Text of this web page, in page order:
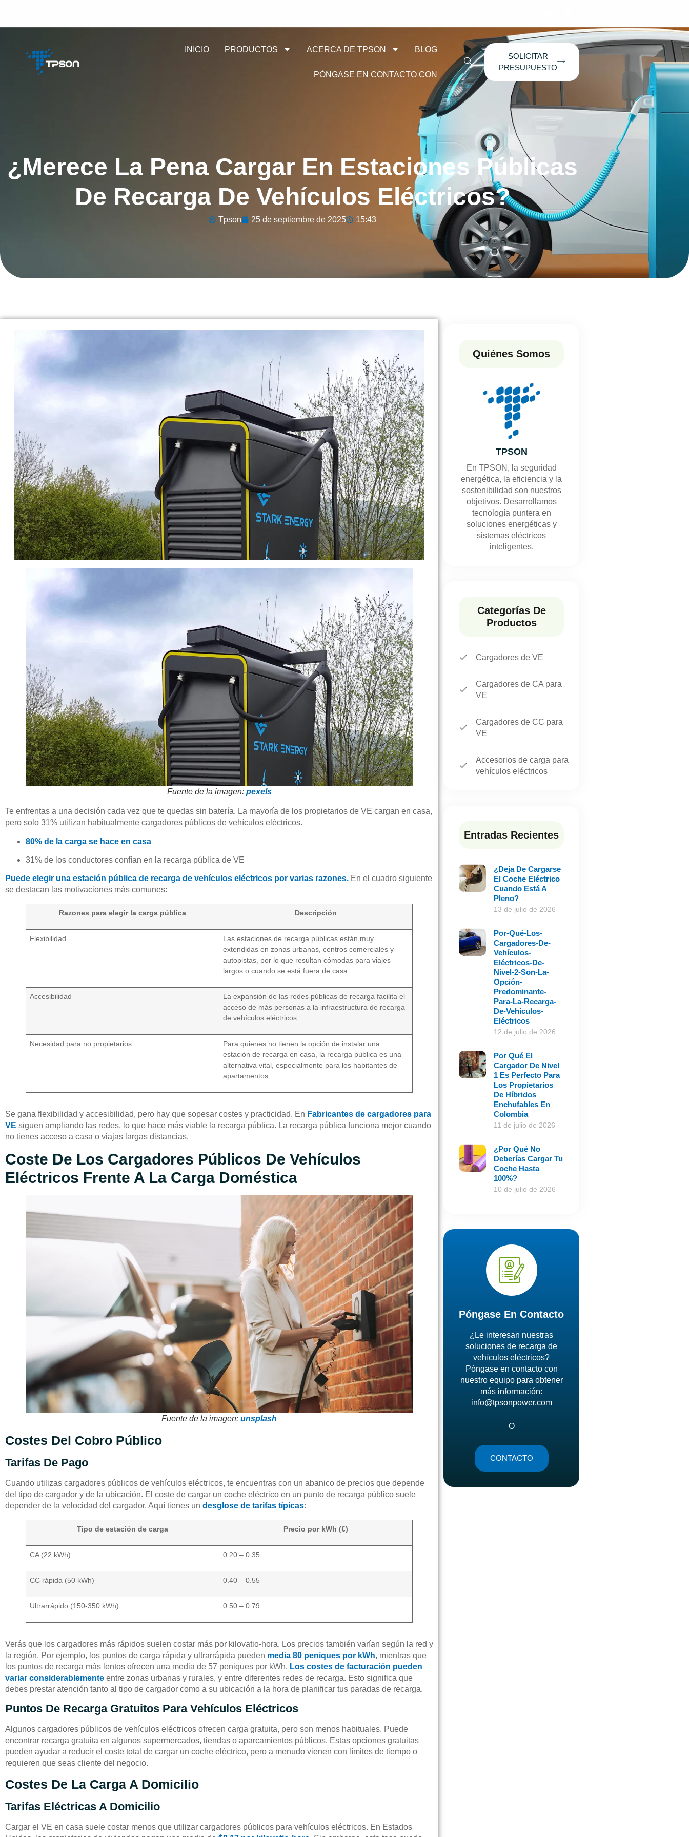
INICIO PRODUCTOS ACERCA DE TPSON BLOG
PÓNGASE EN CONTACTO CON
SOLICITAR
PRESUPUESTO
¿Merece La Pena Cargar En Estaciones Públicas
De Recarga De Vehículos Eléctricos?
Tpson 25 de septiembre de 2025 15:43
Fuente de la imagen: pexels
Te enfrentas a una decisión cada vez que te quedas sin batería. La mayoría de los propietarios de VE cargan en casa,
pero solo 31% utilizan habitualmente cargadores públicos de vehículos eléctricos.
80% de la carga se hace en casa
31% de los conductores confían en la recarga pública de VE
Puede elegir una estación pública de recarga de vehículos eléctricos por varias razones. En el cuadro siguiente
se destacan las motivaciones más comunes:
Razones para elegir la carga pública Descripción
Flexibilidad
Las estaciones de recarga públicas están muy
extendidas en zonas urbanas, centros comerciales y
autopistas, por lo que resultan cómodas para viajes
largos o cuando se está fuera de casa.
Accesibilidad
La expansión de las redes públicas de recarga facilita el
acceso de más personas a la infraestructura de recarga
de vehículos eléctricos.
Necesidad para no propietarios
Para quienes no tienen la opción de instalar una
estación de recarga en casa, la recarga pública es una
alternativa vital, especialmente para los habitantes de
apartamentos.
Se gana flexibilidad y accesibilidad, pero hay que sopesar costes y practicidad. En Fabricantes de cargadores para
VE siguen ampliando las redes, lo que hace más viable la recarga pública. La recarga pública funciona mejor cuando
no tienes acceso a casa o viajas largas distancias.
Coste De Los Cargadores Públicos De Vehículos
Eléctricos Frente A La Carga Doméstica
Fuente de la imagen: unsplash
Costes Del Cobro Público
Tarifas De Pago
Cuando utilizas cargadores públicos de vehículos eléctricos, te encuentras con un abanico de precios que depende
del tipo de cargador y de la ubicación. El coste de cargar un coche eléctrico en un punto de recarga público suele
depender de la velocidad del cargador. Aquí tienes un desglose de tarifas típicas:
Tipo de estación de carga Precio por kWh (€)
CA (22 kWh) 0.20 – 0.35
CC rápida (50 kWh) 0.40 – 0.55
Ultrarrápido (150-350 kWh) 0.50 – 0.79
Verás que los cargadores más rápidos suelen costar más por kilovatio-hora. Los precios también varían según la red y
la región. Por ejemplo, los puntos de carga rápida y ultrarrápida pueden media 80 peniques por kWh, mientras que
los puntos de recarga más lentos ofrecen una media de 57 peniques por kWh. Los costes de facturación pueden
variar considerablemente entre zonas urbanas y rurales, y entre diferentes redes de recarga. Esto significa que
debes prestar atención tanto al tipo de cargador como a su ubicación a la hora de planificar tus paradas de recarga.
Puntos De Recarga Gratuitos Para Vehículos Eléctricos
Algunos cargadores públicos de vehículos eléctricos ofrecen carga gratuita, pero son menos habituales. Puede
encontrar recarga gratuita en algunos supermercados, tiendas o aparcamientos públicos. Estas opciones gratuitas
pueden ayudar a reducir el coste total de cargar un coche eléctrico, pero a menudo vienen con límites de tiempo o
requieren que seas cliente del negocio.
Costes De La Carga A Domicilio
Tarifas Eléctricas A Domicilio
Cargar el VE en casa suele costar menos que utilizar cargadores públicos para vehículos eléctricos. En Estados
Quiénes Somos
TPSON
En TPSON, la seguridad
energética, la eficiencia y la
sostenibilidad son nuestros
objetivos. Desarrollamos
tecnología puntera en
soluciones energéticas y
sistemas eléctricos
inteligentes.
Categorías De
Productos
Cargadores de VE
Cargadores de CA para
VE
Cargadores de CC para
VE
Accesorios de carga para
vehículos eléctricos
Entradas Recientes
¿Deja De Cargarse
El Coche Eléctrico
Cuando Está A
Pleno?
13 de julio de 2026
Por-Qué-Los-
Cargadores-De-
Vehículos-
Eléctricos-De-
Nivel-2-Son-La-
Opción-
Predominante-
Para-La-Recarga-
De-Vehículos-
Eléctricos
12 de julio de 2026
Por Qué El
Cargador De Nivel
1 Es Perfecto Para
Los Propietarios
De Híbridos
Enchufables En
Colombia
11 de julio de 2026
¿Por Qué No
Deberías Cargar Tu
Coche Hasta
100%?
10 de julio de 2026
Póngase En Contacto
¿Le interesan nuestras
soluciones de recarga de
vehículos eléctricos?
Póngase en contacto con
nuestro equipo para obtener
más información:
info@tpsonpower.com
O
CONTACTO